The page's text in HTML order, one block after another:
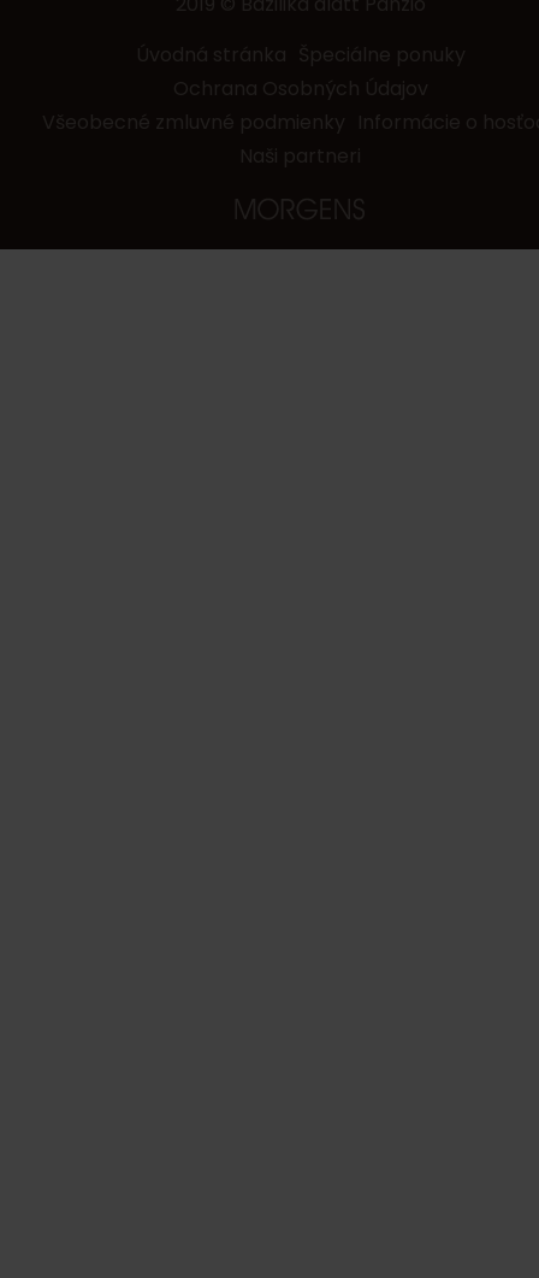
Špeciálne ponuky
Všeobecné zmluvné podmienky
Naši partneri